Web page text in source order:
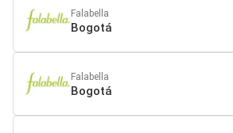
Falabella
Bogotá
Falabella
Bogotá